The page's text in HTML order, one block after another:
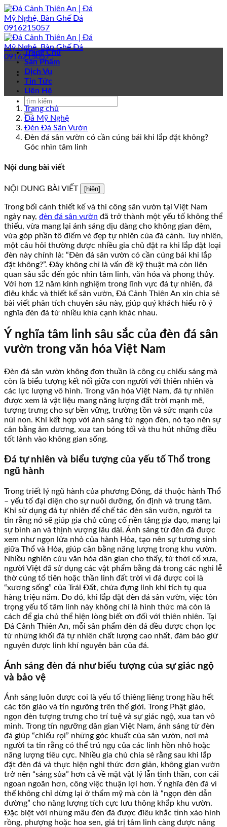
Bỏ
qua
nội
dung
Trang Chủ
Sản Phẩm
Dịch Vụ
Tin Tức
Liên Hệ
Trang chủ
Đá Mỹ Nghệ
Đèn Đá Sân Vườn
Đèn đá sân vườn có cần cúng bái khi lắp đặt không?
Góc nhìn tâm linh
Nội dung bài viết
NỘI DUNG BÀI VIẾT [hiện]
Trong bối cảnh thiết kế và thi công sân vườn tại Việt Nam
ngày nay, đèn đá sân vườn đã trở thành một yếu tố không thể
thiếu, vừa mang lại ánh sáng dịu dàng cho không gian đêm,
vừa góp phần tô điểm vẻ đẹp tự nhiên của đá cảnh. Tuy nhiên,
một câu hỏi thường được nhiều gia chủ đặt ra khi lắp đặt loại
đèn này chính là: “Đèn đá sân vườn có cần cúng bái khi lắp
đặt không?”. Đây không chỉ là vấn đề kỹ thuật mà còn liên
quan sâu sắc đến góc nhìn tâm linh, văn hóa và phong thủy.
Với hơn 12 năm kinh nghiệm trong lĩnh vực đá tự nhiên, đá
điêu khắc và thiết kế sân vườn, Đá Cảnh Thiên An xin chia sẻ
bài viết phân tích chuyên sâu này, giúp quý khách hiểu rõ ý
nghĩa đèn đá từ nhiều khía cạnh khác nhau.
Ý nghĩa tâm linh sâu sắc của đèn đá sân
vườn trong văn hóa Việt Nam
Đèn đá sân vườn không đơn thuần là công cụ chiếu sáng mà
còn là biểu tượng kết nối giữa con người với thiên nhiên và
các lực lượng vô hình. Trong văn hóa Việt Nam, đá tự nhiên
được xem là vật liệu mang năng lượng đất trời mạnh mẽ,
tượng trưng cho sự bền vững, trường tồn và sức mạnh của
núi non. Khi kết hợp với ánh sáng từ ngọn đèn, nó tạo nên sự
cân bằng âm dương, xua tan bóng tối và thu hút những điều
tốt lành vào không gian sống.
Đá tự nhiên và biểu tượng của yếu tố Thổ trong
ngũ hành
Trong triết lý ngũ hành của phương Đông, đá thuộc hành Thổ
– yếu tố đại diện cho sự nuôi dưỡng, ổn định và trung tâm.
Khi sử dụng đá tự nhiên để chế tác đèn sân vườn, người ta
tin rằng nó sẽ giúp gia chủ củng cố nền tảng gia đạo, mang lại
sự bình an và thịnh vượng lâu dài. Ánh sáng từ đèn đá được
xem như ngọn lửa nhỏ của hành Hỏa, tạo nên sự tương sinh
giữa Thổ và Hỏa, giúp cân bằng năng lượng trong khu vườn.
Nhiều nghiên cứu văn hóa dân gian cho thấy, từ thời cổ xưa,
người Việt đã sử dụng các vật phẩm bằng đá trong các nghi lễ
thờ cúng tổ tiên hoặc thần linh đất trời vì đá được coi là
“xương sống” của Trái Đất, chứa đựng linh khí tích tụ qua
hàng triệu năm. Do đó, khi lắp đặt đèn đá sân vườn, việc tôn
trọng yếu tố tâm linh này không chỉ là hình thức mà còn là
cách để gia chủ thể hiện lòng biết ơn đối với thiên nhiên. Tại
Đá Cảnh Thiên An, mỗi sản phẩm đèn đá đều được chọn lọc
từ những khối đá tự nhiên chất lượng cao nhất, đảm bảo giữ
nguyên được linh khí nguyên bản của đá.
Ánh sáng đèn đá như biểu tượng của sự giác ngộ
và bảo vệ
Ánh sáng luôn được coi là yếu tố thiêng liêng trong hầu hết
các tôn giáo và tín ngưỡng trên thế giới. Trong Phật giáo,
ngọn đèn tượng trưng cho trí tuệ và sự giác ngộ, xua tan vô
minh. Trong tín ngưỡng dân gian Việt Nam, ánh sáng từ đèn
đá giúp “chiếu rọi” những góc khuất của sân vườn, nơi mà
người ta tin rằng có thể trú ngụ của các linh hồn nhỏ hoặc
năng lượng tiêu cực. Nhiều gia chủ chia sẻ rằng sau khi lắp
đặt đèn đá và thực hiện nghi thức đơn giản, không gian vườn
trở nên “sáng sủa” hơn cả về mặt vật lý lẫn tinh thần, con cái
ngoan ngoãn hơn, công việc thuận lợi hơn. Ý nghĩa đèn đá vì
thế không chỉ dừng lại ở thẩm mỹ mà còn là “ngọn đèn dẫn
đường” cho năng lượng tích cực lưu thông khắp khu vườn.
Đặc biệt với những mẫu đèn đá được điêu khắc tinh xảo hình
rồng, phượng hoặc hoa sen, giá trị tâm linh càng được nâng